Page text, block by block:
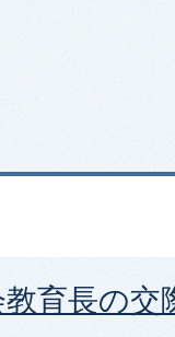
育長の交